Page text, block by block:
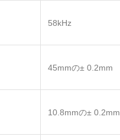
58kHz
45mmの± 0.2mm
10.8mmの± 0.2mm